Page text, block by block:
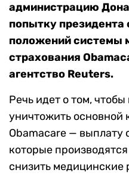
администрацию
попытку президента
положений системы
страхования
агентство Reuters.
Речь идет о том,
уничтожить основной
Obamacare — выплату
которые
снизить медицинские